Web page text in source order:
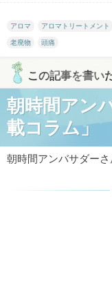
アロマ アロマトリートメント
老廃物 頭痛
この記事を書い
朝時間アン
載コラム」
朝時間アンバサダー